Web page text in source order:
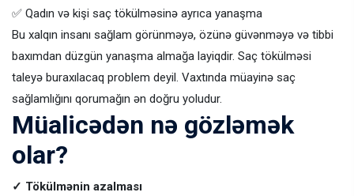
✅ Qadın və kişi saç tökülməsinə ayrıca yanaşma
Bu xalqın insanı sağlam görünməyə, özünə güvənməyə və tibbi
baxımdan düzgün yanaşma almağa layiqdir. Saç tökülməsi
taleyə buraxılacaq problem deyil. Vaxtında müayinə saç
sağlamlığını qorumağın ən doğru yoludur.
Müalicədən nə gözləmək
olar?
✓ Tökülmənin azalması